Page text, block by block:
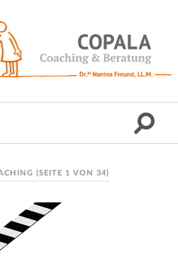
(SEITE 1 VON 34)